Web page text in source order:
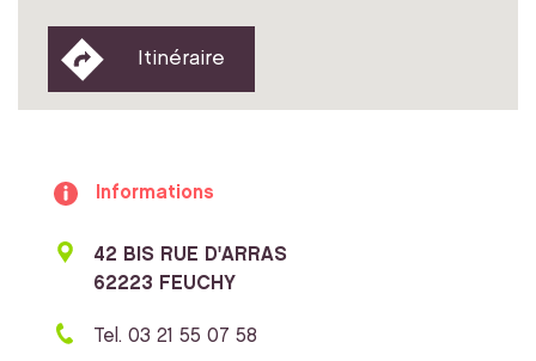
Itinéraire
Informations
42 BIS RUE D'ARRAS
62223 FEUCHY
Tel. 03 21 55 07 58